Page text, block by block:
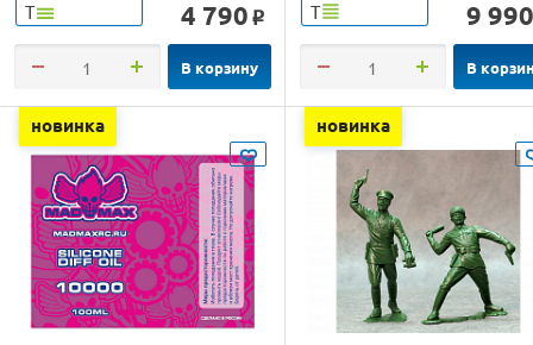
Т 4 790 o
В корзину
Т 9 990
В
новинка новинка